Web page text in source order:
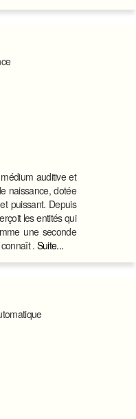
auditive et
naissance, dotée
puissant. Depuis
les entités qui
une seconde
. Suite...